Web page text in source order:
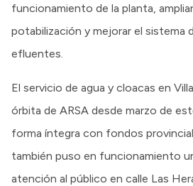
funcionamiento de la planta,
potabilización y mejorar el sistema
efluentes.
El servicio de agua y cloacas en
órbita de ARSA desde marzo de
forma íntegra con fondos
también puso en funcionamiento
atención al público en calle Las